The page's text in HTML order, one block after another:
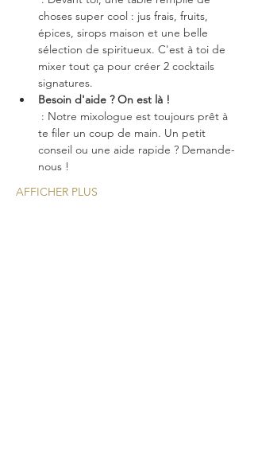
choses super cool : jus frais, fruits,
épices, sirops maison et une belle
sélection de spiritueux. C'est à toi de
mixer tout ça pour créer 2 cocktails
signatures.
Besoin d'aide ? On est là !
te filer un coup de main. Un petit
conseil ou une aide rapide ? Demande-
nous !
AFFICHER PLUS